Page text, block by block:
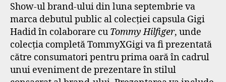
Show-ul brand-ului din luna septembrie va
marca debutul public al colecției capsula Gigi
Hadid în colaborare cu Tommy Hilfiger, unde
colecția completă TommyXGigi va fi prezentată
către consumatori pentru prima oară în cadrul
unui eveniment de prezentare în stilul